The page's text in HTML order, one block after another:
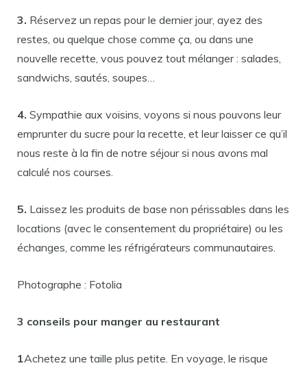
3. Réservez un repas pour le dernier jour, ayez des
restes, ou quelque chose comme ça, ou dans une
nouvelle recette, vous pouvez tout mélanger : salades,
sandwichs, sautés, soupes…
4. Sympathie aux voisins, voyons si nous pouvons leur
emprunter du sucre pour la recette, et leur laisser ce qu’il
nous reste à la fin de notre séjour si nous avons mal
calculé nos courses.
5. Laissez les produits de base non périssables dans les
locations (avec le consentement du propriétaire) ou les
échanges, comme les réfrigérateurs communautaires.
Photographe : Fotolia
3 conseils pour manger au restaurant
1Achetez une taille plus petite. En voyage, le risque